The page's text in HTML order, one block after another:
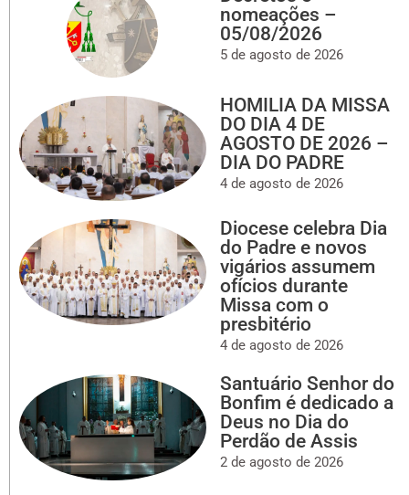
nomeações –
05/08/2026
5 de agosto de 2026
HOMILIA DA MISSA
DO DIA 4 DE
AGOSTO DE 2026 –
DIA DO PADRE
4 de agosto de 2026
Diocese celebra Dia
do Padre e novos
vigários assumem
ofícios durante
Missa com o
presbitério
4 de agosto de 2026
Santuário Senhor do
Bonfim é dedicado a
Deus no Dia do
Perdão de Assis
2 de agosto de 2026